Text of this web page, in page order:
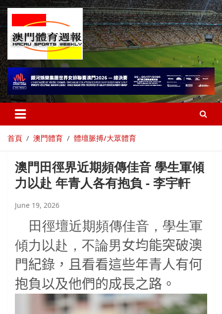
首頁 澳門體育 體壇脈搏/大眾體育
澳門田徑界近期頻傳佳音 學生軍傾
力以赴 年青人各有抱負 - 李宇軒
June 19, 2026
田徑壇近期頻傳佳音，學生軍
傾力以赴，不論男女均能突破澳
門紀錄，且看看這些年青人有何
抱負以及他們的成長之路。